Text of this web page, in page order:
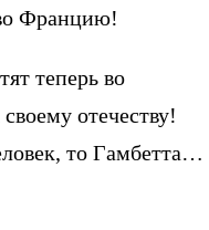
Францию!
теперь во
отечеству!
то Гамбетта…